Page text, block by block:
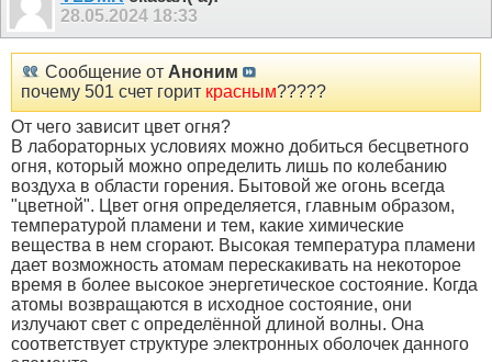
28.05.2024 18:33
Сообщение от Аноним
почему 501 счет горит красным?????
От чего зависит цвет огня?
В лабораторных условиях можно добиться бесцветного
огня, который можно определить лишь по колебанию
воздуха в области горения. Бытовой же огонь всегда
"цветной". Цвет огня определяется, главным образом,
температурой пламени и тем, какие химические
вещества в нем сгорают. Высокая температура пламени
дает возможность атомам перескакивать на некоторое
время в более высокое энергетическое состояние. Когда
атомы возвращаются в исходное состояние, они
излучают свет с определённой длиной волны. Она
соответствует структуре электронных оболочек данного